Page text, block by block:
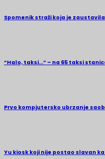
Spomenik straži koja je
“Halo, taksi…” – na 65 taksi
Prvo kompjutersko ubrzanje
Yu kiosk koji nije postao slavan